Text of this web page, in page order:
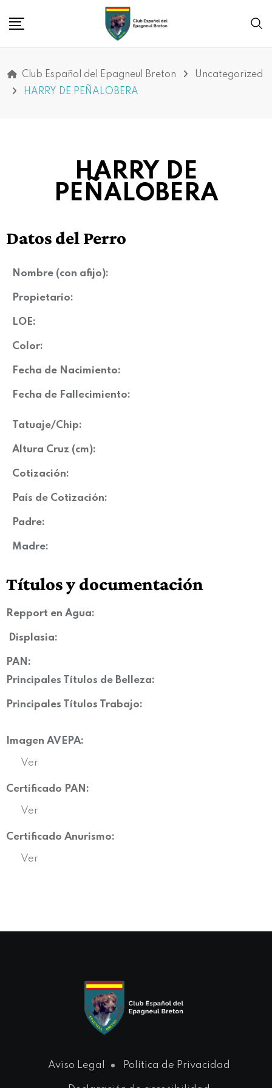
Club Español del Epagneul Breton
Uncategorized
HARRY DE PEÑALOBERA
HARRY DE
PEÑALOBERA
Datos del Perro
Nombre (con afijo):
Propietario:
LOE:
Color:
Fecha de Nacimiento:
Fecha de Fallecimiento:
Tatuaje/Chip:
Altura Cruz (cm):
Cotización:
País de Cotización:
Padre:
Madre:
Títulos y documentación
Repport en Agua:
Displasia:
PAN:
Principales Títulos de Belleza:
Principales Títulos Trabajo:
Imagen AVEPA:
Ver
Certificado PAN:
Ver
Certificado Anurismo:
Ver
Aviso Legal Política de Privacidad